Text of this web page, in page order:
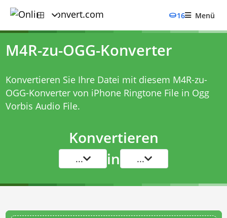
16 Menü
M4R-zu-OGG-Konverter
Konvertieren Sie Ihre Datei mit diesem M4R-zu-
OGG-Konvertervon iPhone Ringtone File in Ogg
Vorbis Audio File.
Konvertieren
... in ...